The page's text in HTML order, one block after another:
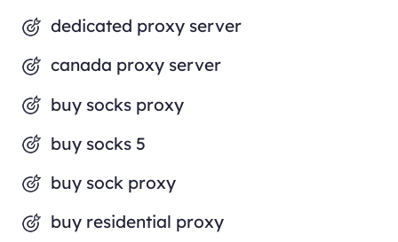
dedicated proxy server
canada proxy server
buy socks proxy
buy socks 5
buy sock proxy
buy residential proxy